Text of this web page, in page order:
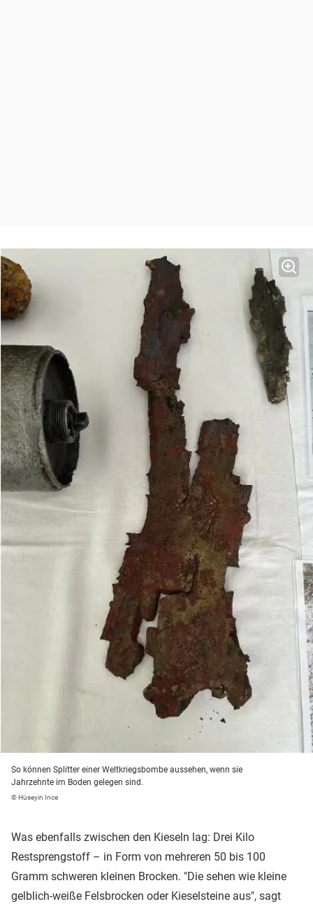
So können Splitter einer Weltkriegsbombe aussehen, wenn sie
Jahrzehnte im Boden gelegen sind.
© Hüseyin Ince
Was ebenfalls zwischen den Kieseln lag: Drei Kilo
Restsprengstoff – in Form von mehreren 50 bis 100
Gramm schweren kleinen Brocken. "Die sehen wie kleine
gelblich-weiße Felsbrocken oder Kieselsteine aus", sagt